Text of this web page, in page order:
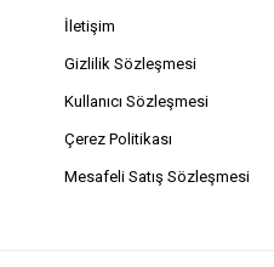
İletişim
Gizlilik Sözleşmesi
Kullanıcı Sözleşmesi
Çerez Politikası
Mesafeli Satış Sözleşmesi